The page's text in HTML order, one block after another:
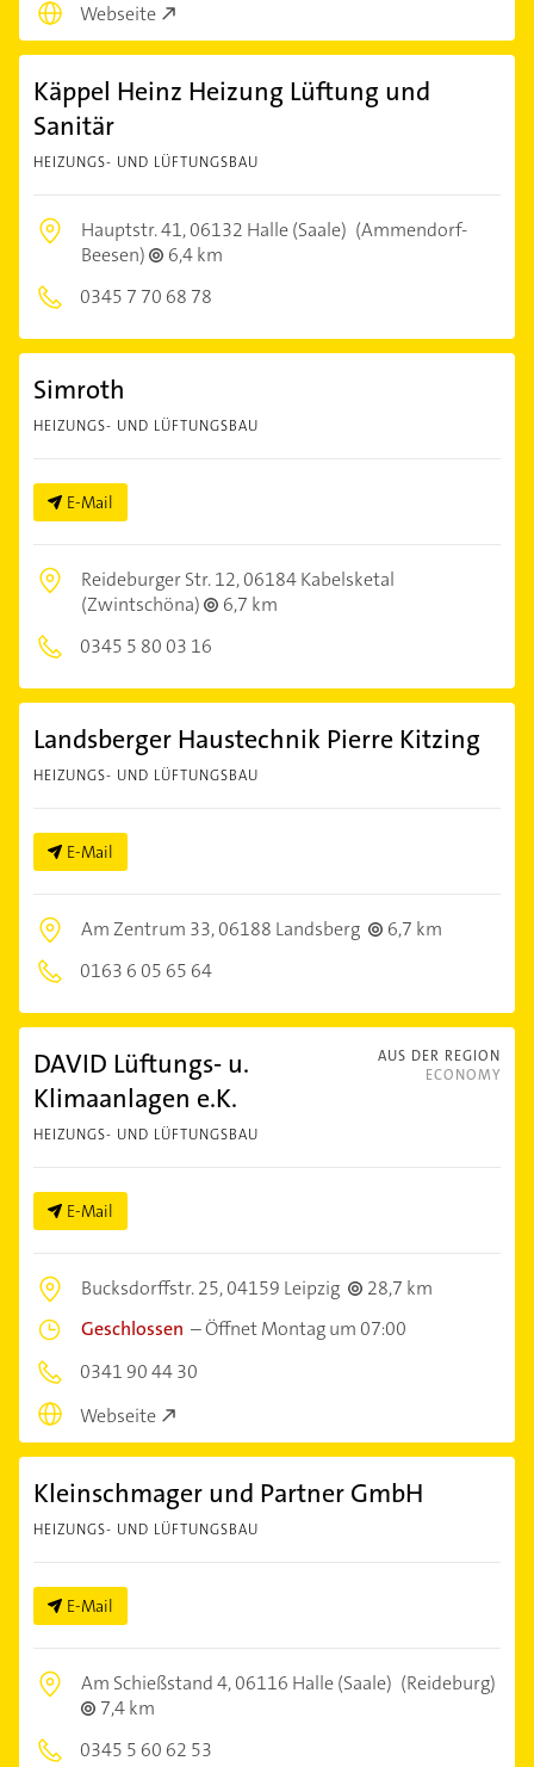
Webseite
Käppel Heinz Heizung Lüftung und
Sanitär
HEIZUNGS- UND LÜFTUNGSBAU
Hauptstr. 41,06132 Halle (Saale) (Ammendorf-
Beesen)
6,4 km
0345 7 70 68 78
Simroth
HEIZUNGS- UND LÜFTUNGSBAU
E-Mail
Reideburger Str. 12,06184 Kabelsketal
(Zwintschöna)
6,7 km
0345 5 80 03 16
Landsberger Haustechnik Pierre Kitzing
HEIZUNGS- UND LÜFTUNGSBAU
E-Mail
Am Zentrum 33,06188 Landsberg
6,7 km
0163 6 05 65 64
AUS DER REGION
ECONOMY
DAVID Lüftungs- u.
Klimaanlagen e.K.
HEIZUNGS- UND LÜFTUNGSBAU
E-Mail
Bucksdorffstr. 25,04159 Leipzig
28,7 km
Geschlossen –Öffnet Montag um 07:00
0341 90 44 30
Webseite
Kleinschmager und Partner GmbH
HEIZUNGS- UND LÜFTUNGSBAU
E-Mail
Am Schießstand 4,06116 Halle (Saale) (Reideburg)
7,4 km
0345 5 60 62 53